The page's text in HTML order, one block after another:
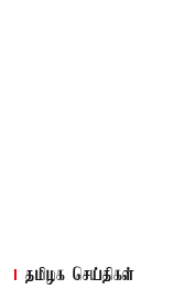
தமிழக செய்திகள்